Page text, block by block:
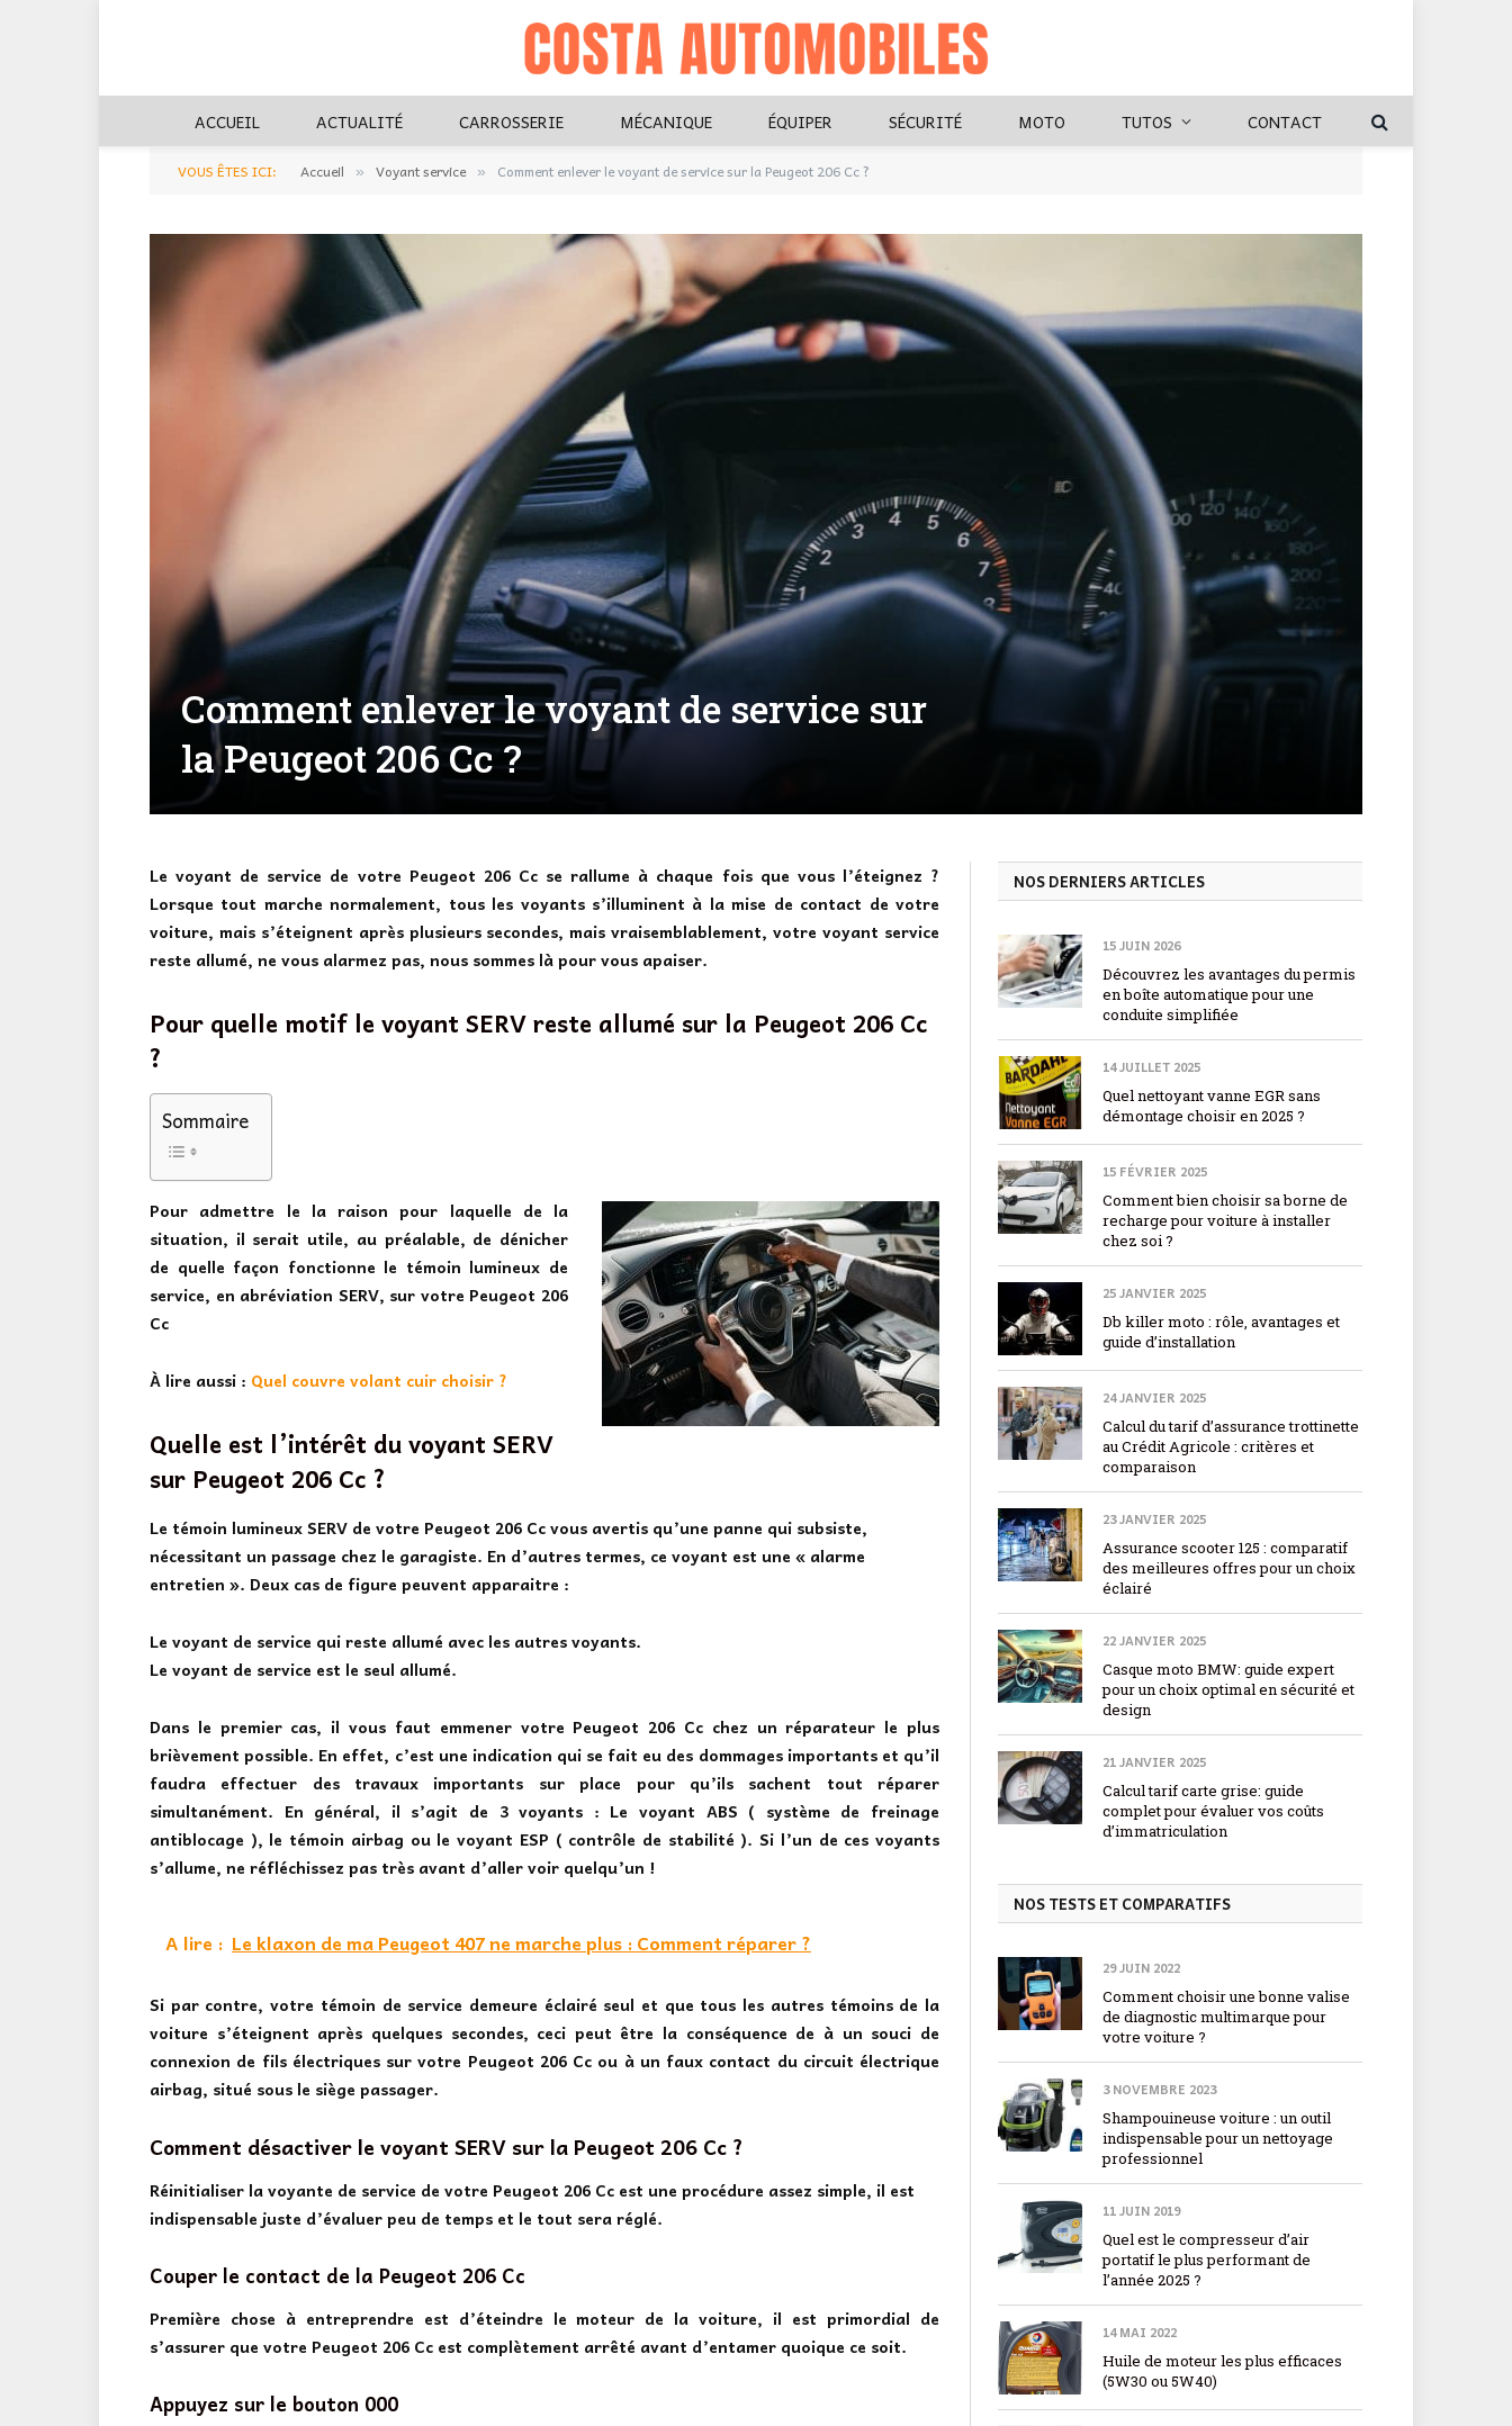
ACCUEIL ACTUALITÉ CARROSSERIE MÉCANIQUE ÉQUIPER SÉCURITÉ MOTO TUTOS CONTACT
VOUS ÊTES ICI: Accueil » Voyant service » Comment enlever le voyant de service sur la Peugeot 206 Cc ?
Comment enlever le voyant de service sur
la Peugeot 206 Cc ?
Le voyant de service de votre Peugeot 206 Cc se rallume à chaque fois que vous l’éteignez ?
Lorsque tout marche normalement, tous les voyants s’illuminent à la mise de contact de votre
voiture, mais s’éteignent après plusieurs secondes, mais vraisemblablement, votre voyant service
reste allumé, ne vous alarmez pas, nous sommes là pour vous apaiser.
Pour quelle motif le voyant SERV reste allumé sur la Peugeot 206 Cc
?
Sommaire
Pour admettre le la raison pour laquelle de la
situation, il serait utile, au préalable, de dénicher
de quelle façon fonctionne le témoin lumineux de
service, en abréviation SERV, sur votre Peugeot 206
Cc
À lire aussi : Quel couvre volant cuir choisir ?
Quelle est l’intérêt du voyant SERV
sur Peugeot 206 Cc ?
Le témoin lumineux SERV de votre Peugeot 206 Ccvous avertis qu’une panne qui subsiste,
nécessitant un passage chez le garagiste. En d’autres termes, ce voyant est une « alarme
entretien ». Deux cas de figure peuvent apparaitre :
Le voyant de service qui reste allumé avec les autres voyants.
Le voyant de service est le seul allumé.
Dans le premier cas, il vous faut emmener votre Peugeot 206 Cc chez un réparateur le plus
brièvement possible. En effet, c’est une indication qui se fait eu des dommages importants et qu’il
faudra effectuer des travaux importants sur place pour qu’ils sachent tout réparer
simultanément. En général, il s’agit de 3 voyants : Le voyant ABS ( système de freinage
antiblocage ), le témoin airbag ou le voyant ESP ( contrôle de stabilité ). Si l’un de ces voyants
s’allume, ne réfléchissez pas très avant d’aller voir quelqu’un !
A lire : Le klaxon de ma Peugeot 407 ne marche plus : Comment réparer ?
Si par contre, votre témoin de service demeure éclairé seul et que tous les autres témoins de la
voiture s’éteignent après quelques secondes, ceci peut être la conséquence de à un souci de
connexion de fils électriques sur votre Peugeot 206 Cc ou à un faux contact du circuit électrique
airbag, situé sous le siège passager.
Comment désactiver le voyant SERV sur la Peugeot 206 Cc ?
Réinitialiser la voyante de service de votre Peugeot 206 Cc est une procédure assez simple, il est
indispensable juste d’évaluer peu de temps et le tout sera réglé.
Couper le contact de la Peugeot 206 Cc
Première chose à entreprendre est d’éteindre le moteur de la voiture, il est primordial de
s’assurer que votre Peugeot 206 Cc est complètement arrêté avant d’entamer quoique ce soit.
Appuyez sur le bouton 000
NOS DERNIERS ARTICLES
15 JUIN 2026
Découvrez les avantages du permis
en boîte automatique pour une
conduite simplifiée
14 JUILLET 2025
Quel nettoyant vanne EGR sans
démontage choisir en 2025 ?
15 FÉVRIER 2025
Comment bien choisir sa borne de
recharge pour voiture à installer
chez soi ?
25 JANVIER 2025
Db killer moto : rôle, avantages et
guide d’installation
24 JANVIER 2025
Calcul du tarif d’assurance trottinette
au Crédit Agricole : critères et
comparaison
23 JANVIER 2025
Assurance scooter 125 : comparatif
des meilleures offres pour un choix
éclairé
22 JANVIER 2025
Casque moto BMW: guide expert
pour un choix optimal en sécurité et
design
21 JANVIER 2025
Calcul tarif carte grise: guide
complet pour évaluer vos coûts
d’immatriculation
NOS TESTS ET COMPARATIFS
29 JUIN 2022
Comment choisir une bonne valise
de diagnostic multimarque pour
votre voiture ?
3 NOVEMBRE 2023
Shampouineuse voiture : un outil
indispensable pour un nettoyage
professionnel
11 JUIN 2019
Quel est le compresseur d’air
portatif le plus performant de
l’année 2025 ?
14 MAI 2022
Huile de moteur les plus efficaces
(5W30 ou 5W40)